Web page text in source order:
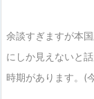
余談すぎますが本
にしか見えないと
時期があります。(